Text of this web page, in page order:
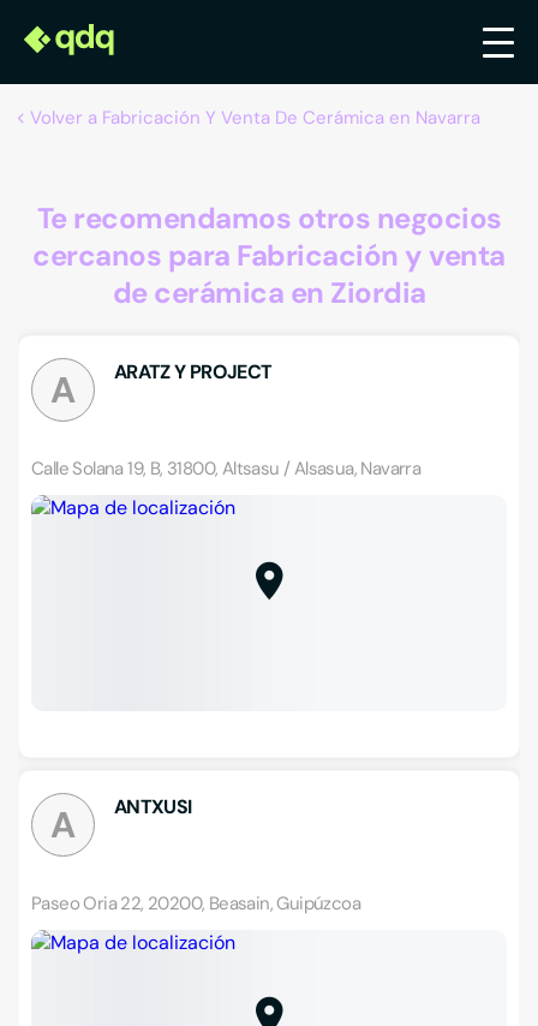
Volver a Fabricación Y Venta De Cerámica en Navarra
Te recomendamos otros negocios
cercanos para Fabricación y venta
de cerámica en Ziordia
A ARATZ Y PROJECT
Calle Solana 19, B, 31800, Altsasu / Alsasua, Navarra
A ANTXUSI
Paseo Oria 22, 20200, Beasain, Guipúzcoa